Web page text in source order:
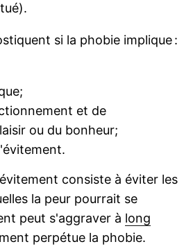
si la phobie implique :
et de
ou du bonheur;
consiste à éviter les
la peur pourrait se
peut s'aggraver à long
perpétue la phobie.